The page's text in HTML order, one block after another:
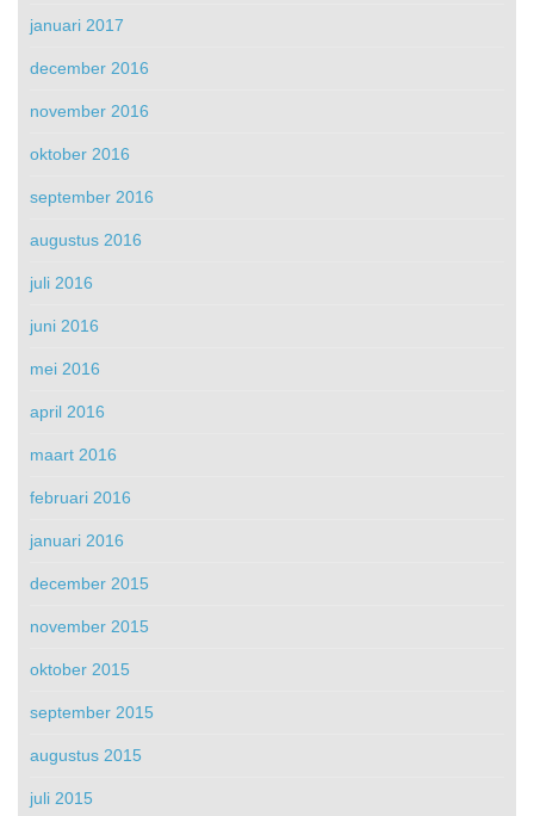
januari 2017
december 2016
november 2016
oktober 2016
september 2016
augustus 2016
juli 2016
juni 2016
mei 2016
april 2016
maart 2016
februari 2016
januari 2016
december 2015
november 2015
oktober 2015
september 2015
augustus 2015
juli 2015